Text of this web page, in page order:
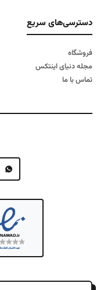
دسترسی‌های سریع
فروشگاه
مجله دنیای اینتکس
تماس با ما